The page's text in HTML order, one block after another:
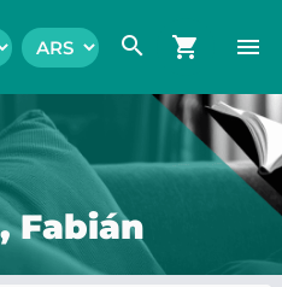
search shopping_cart menu
Fabián